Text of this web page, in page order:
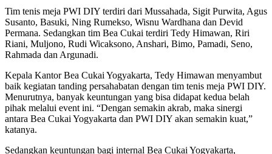
Tim tenis meja PWI DIY terdiri dari Mussahada, Sigit Purwita, Agus
Susanto, Basuki, Ning Rumekso, Wisnu Wardhana dan Devid
Permana. Sedangkan tim Bea Cukai terdiri Tedy Himawan, Riri
Riani, Muljono, Rudi Wicaksono, Anshari, Bimo, Pamadi, Seno,
Rahmada dan Argunadi.
Kepala Kantor Bea Cukai Yogyakarta, Tedy Himawan menyambut
baik kegiatan tanding persahabatan dengan tim tenis meja PWI DIY.
Menurutnya, banyak keuntungan yang bisa didapat kedua belah
pihak melalui event ini. “Dengan semakin akrab, maka sinergi
antara Bea Cukai Yogyakarta dan PWI DIY akan semakin kuat,”
katanya.
Sedangkan keuntungan bagi internal Bea Cukai Yogyakarta,